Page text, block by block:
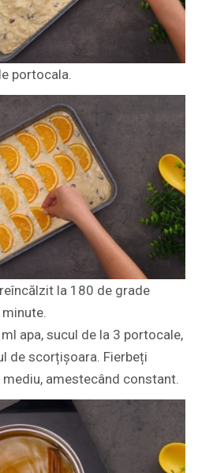
portocala.
la 180 de grade
apa, sucul de la 3 portocale,
de scorțișoara. Fierbeți
amestecând constant.